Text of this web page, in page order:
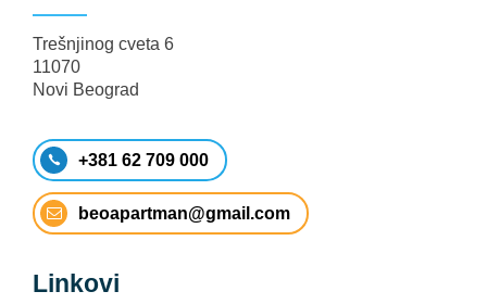
Trešnjinog cveta 6
11070
Novi Beograd
+381 62 709 000
beoapartman@gmail.com
Linkovi